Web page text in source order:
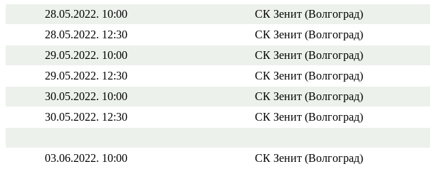
28.05.2022. 10:00
СК Зенит (Волгоград)
28.05.2022. 12:30
СК Зенит (Волгоград)
29.05.2022. 10:00
СК Зенит (Волгоград)
29.05.2022. 12:30
СК Зенит (Волгоград)
30.05.2022. 10:00
СК Зенит (Волгоград)
30.05.2022. 12:30
СК Зенит (Волгоград)
03.06.2022. 10:00
СК Зенит (Волгоград)